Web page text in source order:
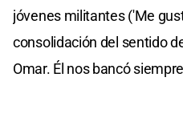
jóvenes militantes ('Me
consolidación del sentido
Omar. Él nos bancó